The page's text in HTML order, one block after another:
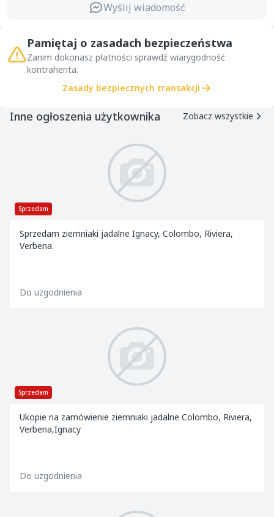
Wyślij wiadomość
Pamiętaj o zasadach bezpieczeństwa
Zanim dokonasz płatności sprawdź wiarygodność
kontrahenta.
Zasady bezpiecznych transakcji
Inne ogłoszenia użytkownika Zobacz wszystkie
Sprzedam
Sprzedam ziemniaki jadalne Ignacy, Colombo, Riviera,
Verbena.
Do uzgodnienia
Sprzedam
Ukopie na zamówienie ziemniaki jadalne Colombo, Riviera,
Verbena,Ignacy
Do uzgodnienia